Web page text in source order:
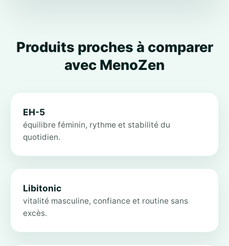
Produits proches à comparer
avec MenoZen
EH-5
équilibre féminin, rythme et stabilité du
quotidien.
Libitonic
vitalité masculine, confiance et routine sans
excès.